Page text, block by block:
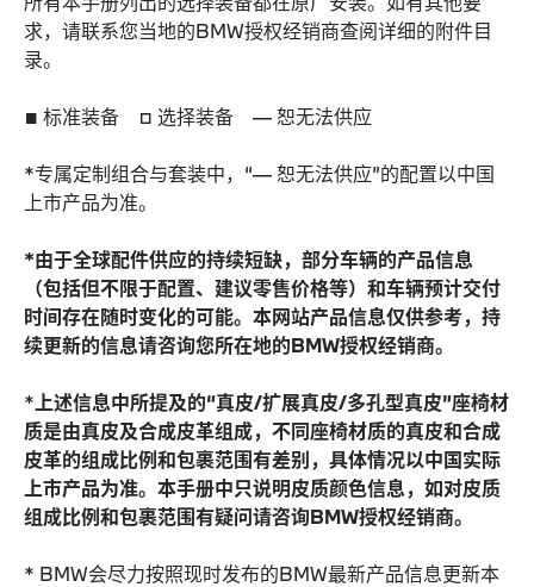
求，请联系您当地的BMW授权经销商查阅详细的附件目
录。
■ 标准装备 □ 选择装备 — 恕无法供应
*专属定制组合与套装中，“— 恕无法供应”的配置以中国
上市产品为准。
*由于全球配件供应的持续短缺，部分车辆的产品信息
（包括但不限于配置、建议零售价格等）和车辆预计交付
时间存在随时变化的可能。本网站产品信息仅供参考，持
续更新的信息请咨询您所在地的BMW授权经销商。
* 上述信息中所提及的“真皮/扩展真皮/多孔型真皮”座椅材
质是由真皮及合成皮革组成，不同座椅材质的真皮和合成
皮革的组成比例和包裹范围有差别，具体情况以中国实际
上市产品为准。本手册中只说明皮质颜色信息，如对皮质
组成比例和包裹范围有疑问请咨询BMW授权经销商。
* BMW会尽力按照现时发布的BMW最新产品信息更新本